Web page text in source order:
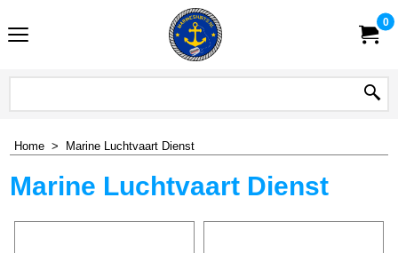
0
Home > Marine Luchtvaart Dienst
Marine Luchtvaart Dienst